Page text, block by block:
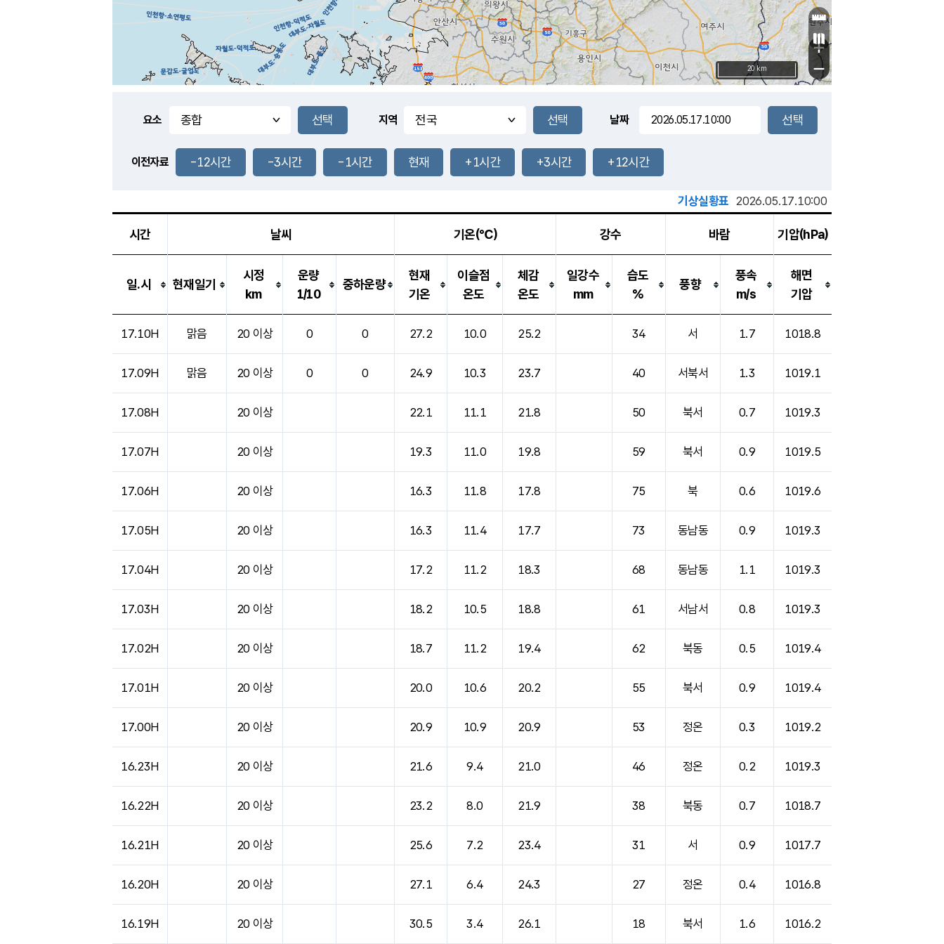
+
−
20 km
요소 지역 날짜
이전자료 -12시간 -3시간 -1시간 현재 +1시간 +3시간 +12시간
기상실황표 2026.05.17.10:00
시간 날씨 기온(℃) 강수 바람 기압(hPa)
일.시 현재일기
시정
km
운량
1/10
중하운량
현재
기온
이슬점
온도
체감
온도
일강수
mm
습도
%
풍향
풍속
m/s
해면
기압
17.10H 맑음 20 이상 0 0 27.2 10.0 25.2 34 서 1.7 1018.8
17.09H 맑음 20 이상 0 0 24.9 10.3 23.7 40 서북서 1.3 1019.1
17.08H 20 이상 22.1 11.1 21.8 50 북서 0.7 1019.3
17.07H 20 이상 19.3 11.0 19.8 59 북서 0.9 1019.5
17.06H 20 이상 16.3 11.8 17.8 75 북 0.6 1019.6
17.05H 20 이상 16.3 11.4 17.7 73 동남동 0.9 1019.3
17.04H 20 이상 17.2 11.2 18.3 68 동남동 1.1 1019.3
17.03H 20 이상 18.2 10.5 18.8 61 서남서 0.8 1019.3
17.02H 20 이상 18.7 11.2 19.4 62 북동 0.5 1019.4
17.01H 20 이상 20.0 10.6 20.2 55 북서 0.9 1019.4
17.00H 20 이상 20.9 10.9 20.9 53 정온 0.3 1019.2
16.23H 20 이상 21.6 9.4 21.0 46 정온 0.2 1019.3
16.22H 20 이상 23.2 8.0 21.9 38 북동 0.7 1018.7
16.21H 20 이상 25.6 7.2 23.4 31 서 0.9 1017.7
16.20H 20 이상 27.1 6.4 24.3 27 정온 0.4 1016.8
16.19H 20 이상 30.5 3.4 26.1 18 북서 1.6 1016.2